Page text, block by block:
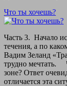
Что ты хочешь?
Часть 3. Начало
течения, а по
Вадим Зеланд
трудно мечтать.
зоне? Ответ
отличается эта